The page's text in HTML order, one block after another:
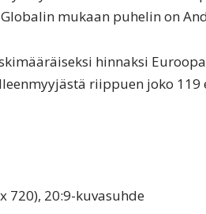
mukaan puhelin on
hinnaksi
riippuen joko 119
720), 20:9-kuvasuhde